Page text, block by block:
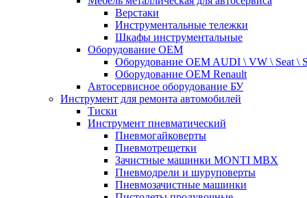
Верстаки
Инструментальные тележки
Шкафы инструментальные
Оборудование OEM
Оборудование OEM AUDI \ VW \ Seat \
Оборудование OEM Renault
Автосервисное оборудование БУ
Инструмент для ремонта автомобилей
Тиски
Инструмент пневматический
Пневмогайковерты
Пневмотрещетки
Зачистные машинки MONTI MBX
Пневмодрели и шуруповерты
Пневмозачистные машинки